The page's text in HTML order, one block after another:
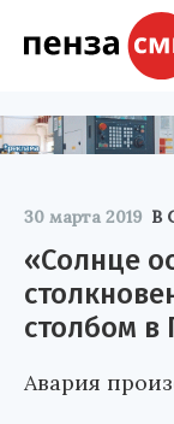
30 марта 2019 В
«Солнце
столбом в
Авария